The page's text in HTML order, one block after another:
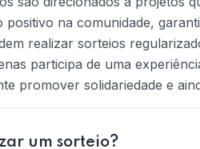
na comunidade,
realizar sorteios
participa de uma
promover solidariedade e
um sorteio?